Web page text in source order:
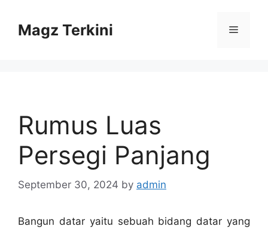
contentMagz Terkini Menu
Rumus Luas
Persegi Panjang
September 30, 2024 by admin
Bangun datar yaitu sebuah bidang datar yang